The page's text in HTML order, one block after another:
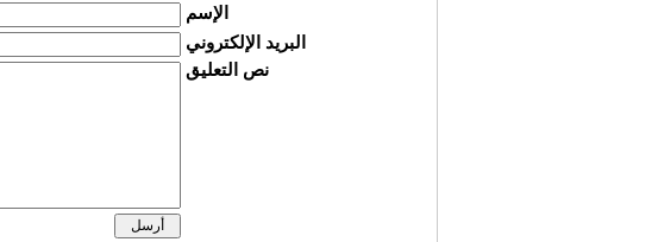
الإسم
البريد الإلكتروني
نص التعليق